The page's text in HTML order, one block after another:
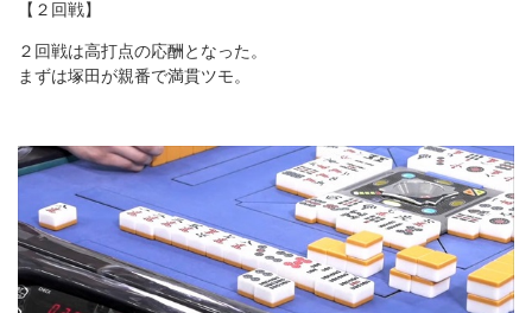
【２回戦】
２回戦は高打点の応酬となった。
まずは塚田が親番で満貫ツモ。